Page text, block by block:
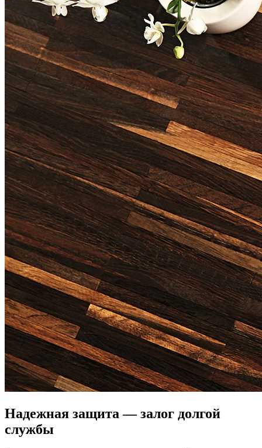
Надежная защита — залог долгой
службы